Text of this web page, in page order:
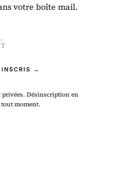
votre boîte mail.
→
privées. Désinscription en
tout moment.